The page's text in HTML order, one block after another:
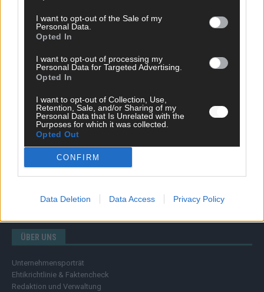
I want to opt-out of the Sale of my
Personal Data.
Opted In
I want to opt-out of processing my
Personal Data for Targeted Advertising.
Opted In
I want to opt-out of Collection, Use,
Retention, Sale, and/or Sharing of my
Personal Data that Is Unrelated with the
Purposes for which it was collected.
Opted Out
CONFIRM
Data Deletion Data Access Privacy Policy
SCHNELL ZUM RESSORT
Nachrichten
Ratgeber
Wissen
Kommentar
Streams & Storys
ÜBER UNS
Unternehmensporträt
Ehtikrichtlinie & Faktencheck
Redaktion und Verwaltung